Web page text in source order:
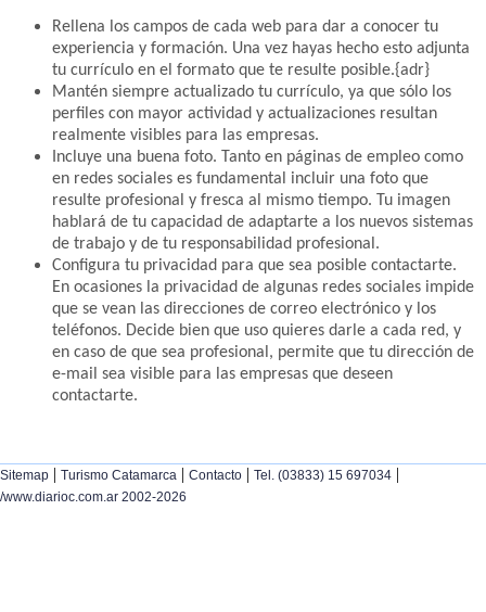
Rellena los campos de cada web para dar a conocer tu
experiencia y formación. Una vez hayas hecho esto adjunta
tu currículo en el formato que te resulte posible.{adr}
Mantén siempre actualizado tu currículo, ya que sólo los
perfiles con mayor actividad y actualizaciones resultan
realmente visibles para las empresas.
Incluye una buena foto. Tanto en páginas de empleo como
en redes sociales es fundamental incluir una foto que
resulte profesional y fresca al mismo tiempo. Tu imagen
hablará de tu capacidad de adaptarte a los nuevos sistemas
de trabajo y de tu responsabilidad profesional.
Configura tu privacidad para que sea posible contactarte.
En ocasiones la privacidad de algunas redes sociales impide
que se vean las direcciones de correo electrónico y los
teléfonos. Decide bien que uso quieres darle a cada red, y
en caso de que sea profesional, permite que tu dirección de
e-mail sea visible para las empresas que deseen
contactarte.
Sitemap | Turismo Catamarca | Contacto | Tel. (03833) 15 697034 |
/www.diarioc.com.ar 2002-2026